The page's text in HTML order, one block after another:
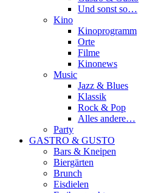
Und sonst so…
Kino
Kinoprogramm
Orte
Filme
Kinonews
Music
Jazz & Blues
Klassik
Rock & Pop
Alles andere…
Party
GASTRO & GUSTO
Bars & Kneipen
Biergärten
Brunch
Eisdielen